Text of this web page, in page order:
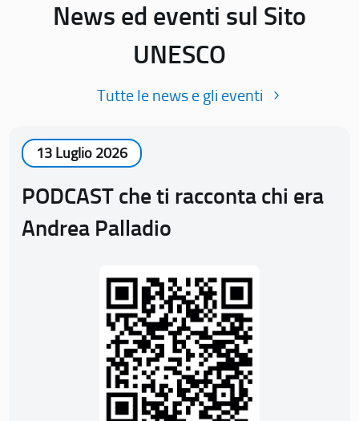
News ed eventi sul Sito
UNESCO
Tutte le news e gli eventi
13 Luglio 2026
PODCAST che ti racconta chi era
Andrea Palladio